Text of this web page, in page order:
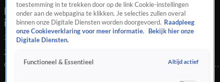
Enorme vuurzee verzwelgt auto's en
invalidenauto in Tilburg
25 juli 2020, 06:12
Zes auto’s zijn zaterdagnacht in Tilburg in vlammen opgegaan
op een parkeerplaats bij een flatgebouw aan de Hoffmannlaan.
toestemming in te trekken door op de link Cookie-instellingen
onder aan de webpagina te klikken. Je selecties zullen overal
binnen onze Digitale Diensten worden doorgevoerd. Raadpleeg
onze Cookieverklaring voor meer informatie.
Bekijk hier onze
Digitale Diensten.
Functioneel & Essentieel Altijd actief